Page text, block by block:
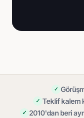
Teklif kalem
2010'dan beri